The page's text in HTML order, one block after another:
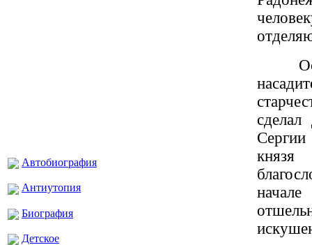
Автобиография
Антиутопия
Биография
Детское